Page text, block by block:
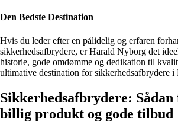
Den Bedste Destination
Hvis du leder efter en pålidelig og erfaren
sikkerhedsafbrydere, er Harald Nyborg det
historie, gode omdømme og dedikation til
ultimative destination for sikkerhedsafbrydere i
Sikkerhedsafbrydere:
billig produkt og gode tilbud